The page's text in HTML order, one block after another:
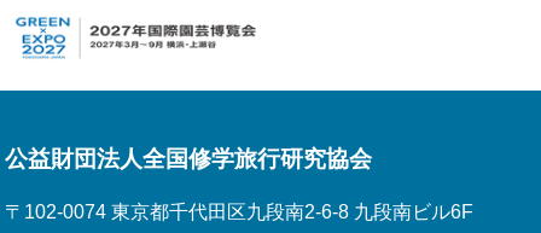
公益財団法人全国修学旅行研究協会
〒102-0074 東京都千代田区九段南2-6-8 九段南ビル6F